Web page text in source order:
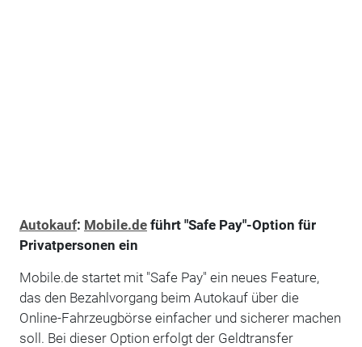
Autokauf: Mobile.deführt "Safe Pay"-Option für
Privatpersonen ein
Mobile.de startet mit "Safe Pay" ein neues Feature,
das den Bezahlvorgang beim Autokauf über die
Online-Fahrzeugbörse einfacher und sicherer machen
soll. Bei dieser Option erfolgt der Geldtransfer